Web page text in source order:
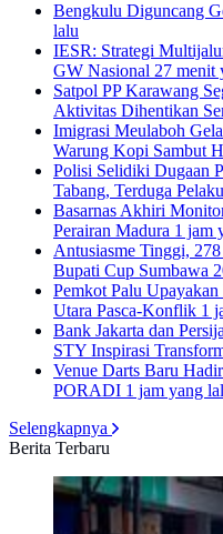
Bengkulu Diguncang
lalu
IESR: Strategi
GW Nasional 27 menit
Satpol PP Karawang
Aktivitas Dihentikan
Imigrasi Meulaboh
Warung Kopi Sambut
Polisi Selidiki Dugaan
Tabang, Terduga
Basarnas Akhiri
Perairan Madura 1 jam
Antusiasme Tinggi,
Bupati Cup Sumbawa
Pemkot Palu
Utara Pasca-Konflik 1
Bank Jakarta dan
STY Inspirasi
Venue Darts Baru
PORADI 1 jam yang
Selengkapnya
Berita Terbaru